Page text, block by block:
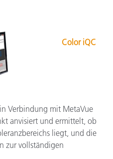
Color iQC
Verbindung mit MetaVue
anvisiert und ermittelt, ob
liegt, und die
zur vollständigen